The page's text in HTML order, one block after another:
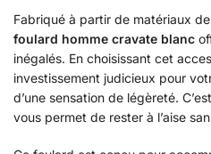
Fabriqué à partir de matériaux
foulard homme cravate blanc
inégalés. En choisissant cet
investissement judicieux pour
d’une sensation de légèreté.
vous permet de rester à l’aise